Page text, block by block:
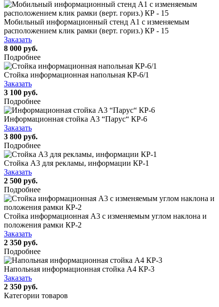
Мобильный информационный стенд А1 с изменяемым
расположением клик рамки (верт. гориз.) КР - 15
Заказать
8 000 руб.
Подробнее
Стойка информационная напольная КР-6/1
Заказать
3 100 руб.
Подробнее
Информационная стойка А3 “Парус“ КР-6
Заказать
3 800 руб.
Подробнее
Стойка А3 для рекламы, информации КР-1
Заказать
2 500 руб.
Подробнее
Стойка информационная А3 с изменяемым углом наклона и
положения рамки КР-2
Заказать
2 350 руб.
Подробнее
Напольная информационная стойка А4 КР-3
Заказать
2 350 руб.
Категории товаров